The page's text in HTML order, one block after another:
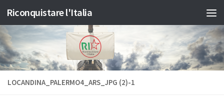
Salta al contenuto
Riconquistare l'Italia
LOCANDINA_PALERMO4_ARS_JPG (2)-1